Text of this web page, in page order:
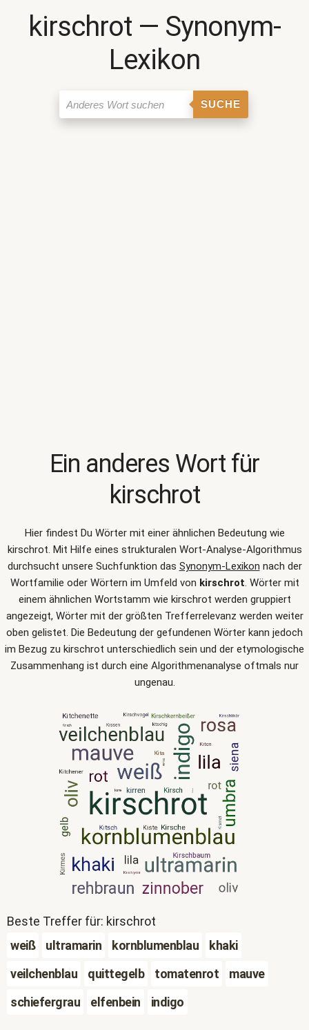
kirschrot ― Synonym-
Lexikon
SUCHE
Ein anderes Wort für
kirschrot
Hier findest Du Wörter mit einer ähnlichen Bedeutung wie
kirschrot. Mit Hilfe eines strukturalen Wort-Analyse-Algorithmus
durchsucht unsere Suchfunktion das Synonym-Lexikon nach der
Wortfamilie oder Wörtern im Umfeld von kirschrot. Wörter mit
einem ähnlichen Wortstamm wie kirschrot werden gruppiert
angezeigt, Wörter mit der größten Trefferrelevanz werden weiter
oben gelistet. Die Bedeutung der gefundenen Wörter kann jedoch
im Bezug zu kirschrot unterschiedlich sein und der etymologische
Zusammenhang ist durch eine Algorithmenanalyse oftmals nur
ungenau.
Beste Treffer für: kirschrot
weiß
ultramarin kornblumenblau
khaki
veilchenblau
quittegelb tomatenrot
mauve
schiefergrau
elfenbein indigo